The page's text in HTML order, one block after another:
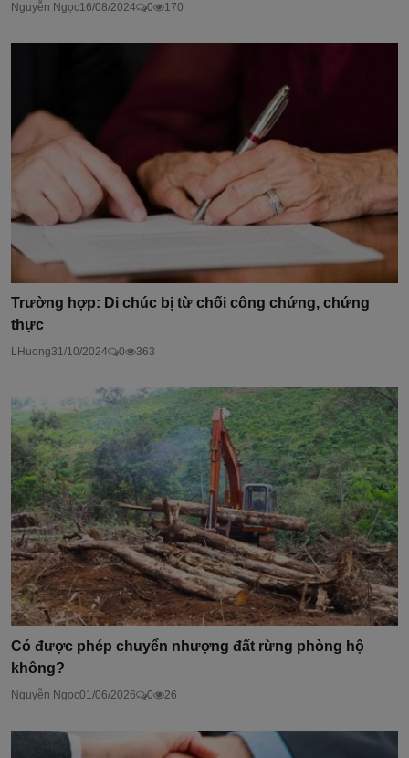
Nguyễn Ngọc16/08/2024 0 170
Trường hợp: Di chúc bị từ chối công chứng, chứng
thực
LHuong31/10/2024 0 363
Có được phép chuyển nhượng đất rừng phòng hộ
không?
Nguyễn Ngọc01/06/2026 0 26